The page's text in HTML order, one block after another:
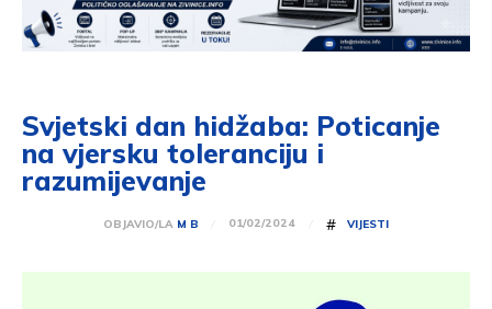
Svjetski dan hidžaba: Poticanje
na vjersku toleranciju i
razumijevanje
OBJAVIO/LA M B 01/02/2024 # VIJESTI